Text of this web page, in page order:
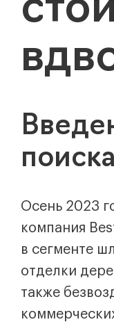
Осень 2023
компания
в сегменте
отделки
также